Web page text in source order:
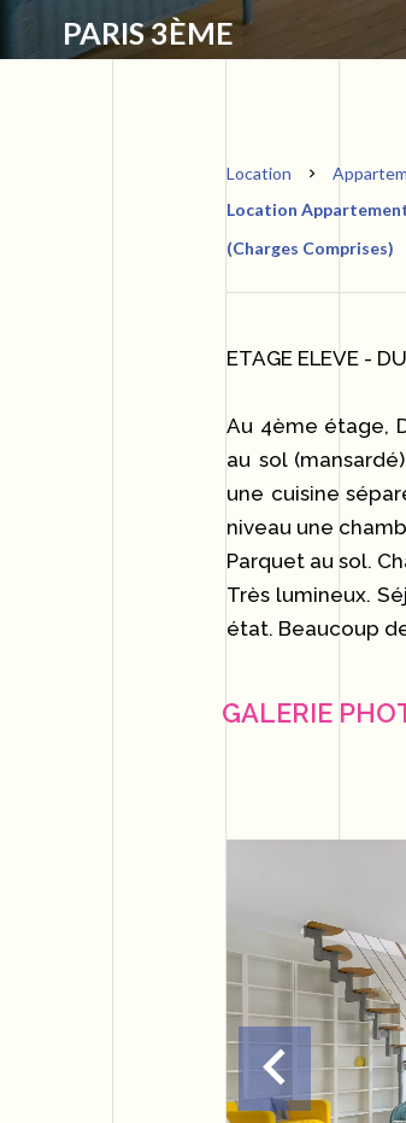
PARIS 3ÈME
Location
Location Appartement
(Charges Comprises)
ETAGE ELEVE -
Au 4ème étage,
au sol
une cuisine
niveau une
Parquet au sol.
Très lumineux.
état. Beaucoup
GALERIE